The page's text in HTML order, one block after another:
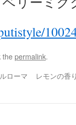
thepermalink.
ローマ
レモンの香